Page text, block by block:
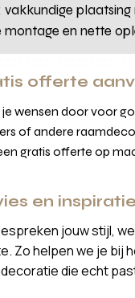
vakkundige plaatsing
en nette
offerte
wensen door voor
of andere
gratis offerte op
en inspiratie
jouw stijl,
Zo helpen we je bij
die echt